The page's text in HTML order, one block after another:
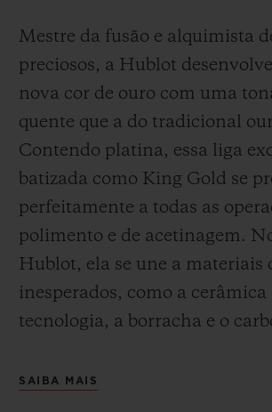
Mestre da fusão e alquimista
preciosos, a Hublot
nova cor de ouro com uma
quente que a do tradicional
Contendo platina, essa liga
batizada como King Gold se
perfeitamente a todas as
polimento e de acetinagem.
Hublot, ela se une a materiais
inesperados, como a cerâmica
tecnologia, a borracha e o
SAIBA MAIS